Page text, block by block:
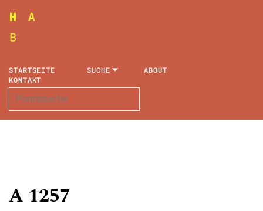
STARTSEITE SUCHE
ABOUT
KONTAKT
A 1257